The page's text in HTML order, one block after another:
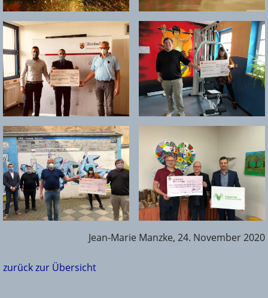
Jean-Marie Manzke, 24. November 2020
zurück zur Übersicht